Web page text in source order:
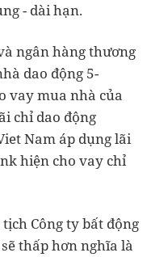
- dài hạn.
ngân hàng thương
dao động 5-
vay mua nhà của
chỉ dao động
Nam áp dụng lãi
hiện cho vay chỉ
Công ty bất động
thấp hơn nghĩa là